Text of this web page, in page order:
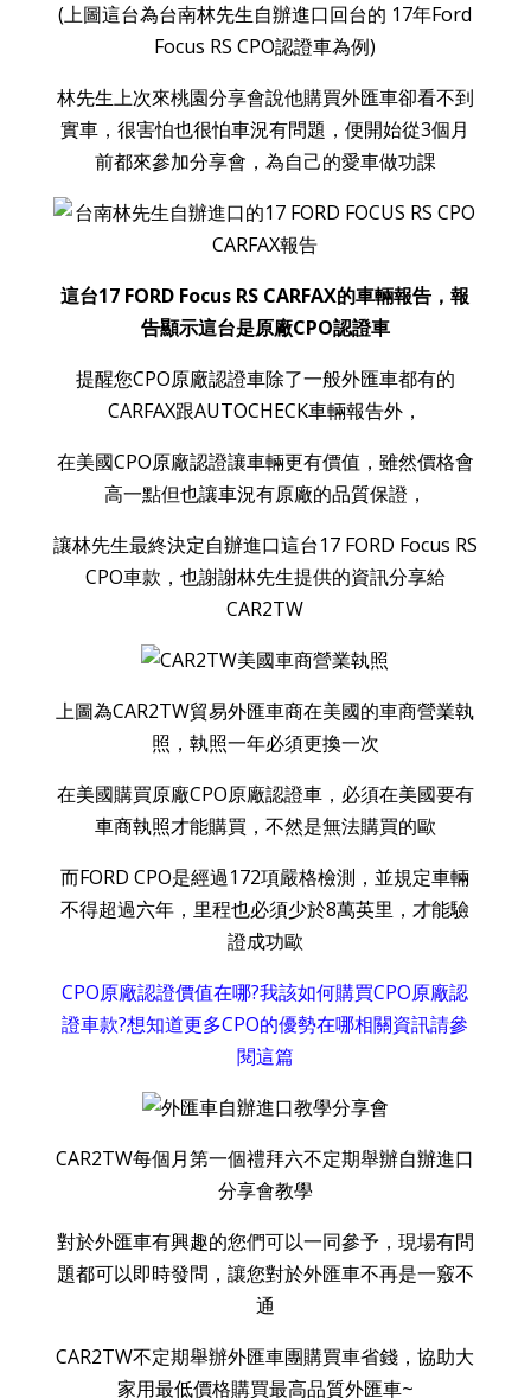
(上圖這台為台南林先生自辦進口回台的 17年Ford
Focus RS CPO認證車為例)
林先生上次來桃園分享會說他購買外匯車卻看不到
實車，很害怕也很怕車況有問題，便開始從3個月
前都來參加分享會，為自己的愛車做功課
這台17 FORD Focus RS CARFAX的車輛報告，報
告顯示這台是原廠CPO認證車
提醒您CPO原廠認證車除了一般外匯車都有的
CARFAX跟AUTOCHECK車輛報告外，
在美國CPO原廠認證讓車輛更有價值，雖然價格會
高一點但也讓車況有原廠的品質保證，
讓林先生最終決定自辦進口這台17 FORD Focus RS
CPO車款，也謝謝林先生提供的資訊分享給
CAR2TW
上圖為CAR2TW貿易外匯車商在美國的車商營業執
照，執照一年必須更換一次
在美國購買原廠CPO原廠認證車，必須在美國要有
車商執照才能購買，不然是無法購買的歐
而FORD CPO是經過172項嚴格檢測，並規定車輛
不得超過六年，里程也必須少於8萬英里，才能驗
證成功歐
CPO原廠認證價值在哪?我該如何購買CPO原廠認
證車款?想知道更多CPO的優勢在哪相關資訊請參
閱這篇
CAR2TW每個月第一個禮拜六不定期舉辦自辦進口
分享會教學
對於外匯車有興趣的您們可以一同參予，現場有問
題都可以即時發問，讓您對於外匯車不再是一竅不
通
CAR2TW不定期舉辦外匯車團購買車省錢，協助大
家用最低價格購買最高品質外匯車~